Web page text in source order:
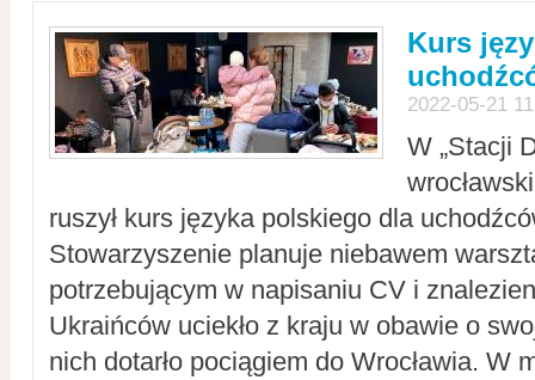
Kurs
2022-05-21
W „Stacji
ruszył kurs języka polskiego dla
Stowarzyszenie planuje niebawem
potrzebującym w napisaniu CV i
Ukraińców uciekło z kraju w obawie o
nich dotarło pociągiem do Wrocławia. W